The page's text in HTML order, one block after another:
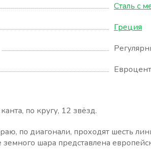
Сталь с
Греция
Евроцент
по кругу, 12 звёзд.
по диагонали, проходят шесть
шара представлена